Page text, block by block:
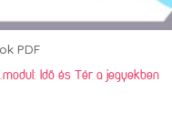
PDF
Idő és Tér a jegyekben